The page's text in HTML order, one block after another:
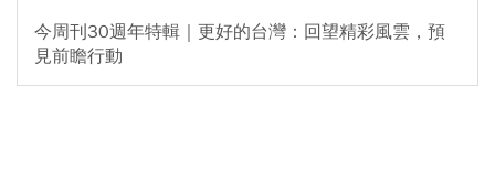
今周刊30週年特輯｜更好的台灣：回望精彩風雲，預
見前瞻行動